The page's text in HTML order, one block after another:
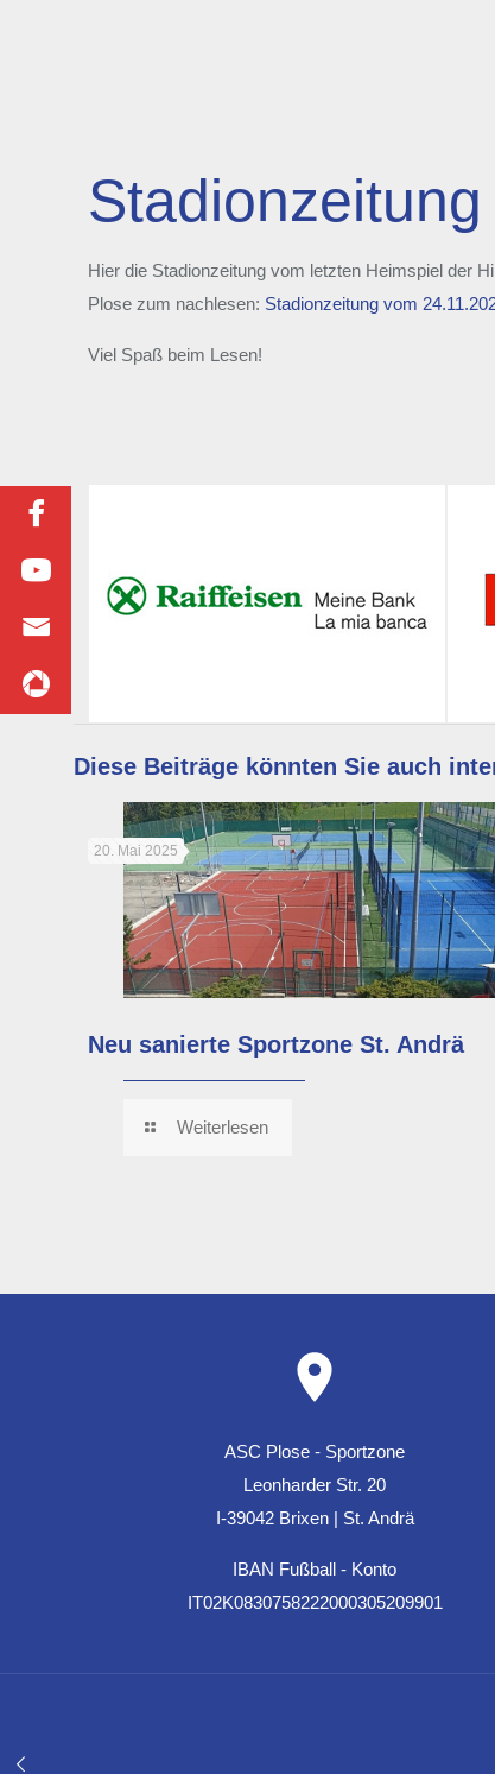
Stadionzeitung
Hier die Stadionzeitung vom letzten Heimspiel der
Plose zum nachlesen: Stadionzeitung vom
Viel Spaß beim Lesen!
Diese Beiträge könnten Sie auch
20. Mai 2025
Neu sanierte Sportzone St. Andrä
Weiterlesen
ASC Plose - Sportzone
Leonharder Str. 20
I-39042 Brixen | St. Andrä
IBAN Fußball - Konto
IT02K0830758222000305209901